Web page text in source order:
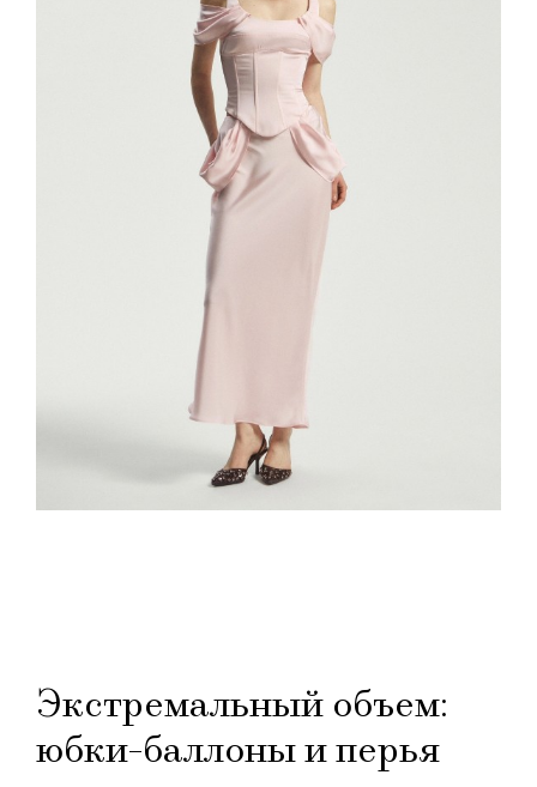
Экстремальный объем:
юбки-баллоны и перья